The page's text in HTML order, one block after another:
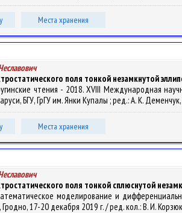
Места хранения
поля тонкой незамкнутой
чтения - 2018. XVIII Международная
БГУ, ГрГУ им. Янки Купалы ; ред.: А. К.
Места хранения
поля тонкой сплюснутой
моделирование и
Гродно, 17-20 декабря 2019 г. / ред. кол.: В. И.